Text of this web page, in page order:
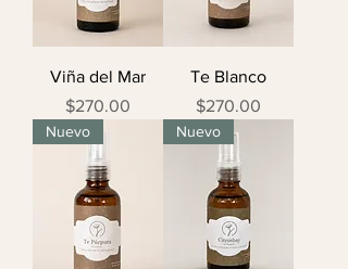
Viña del Mar
Precio
$270.00
Te Blanco
Precio
$270.00
Nuevo Nuevo